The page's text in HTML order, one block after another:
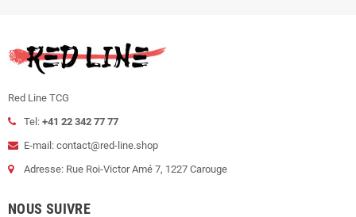
Red Line TCG
Tel: +41 22 342 77 77
E-mail: contact@red-line.shop
Adresse: Rue Roi-Victor Amé 7, 1227 Carouge
NOUS SUIVRE